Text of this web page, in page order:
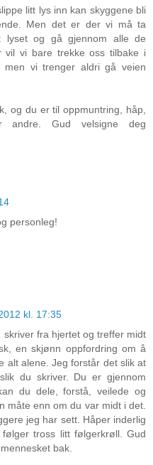
litt lys inn kan skyggene bli
Men det er der vi må ta
lyset og gå gjennom alle de
vil vi bare trekke oss tilbake i
vi trenger aldri gå veien
og du er til oppmuntring, håp,
andre. Gud velsigne deg
personleg!
kl. 17:35
fra hjertet og treffer midt
en skjønn oppfordring om å
alt alene. Jeg forstår det slik at
du skriver. Du er gjennom
du dele, forstå, veilede og
måte enn om du var midt i det.
jeg har sett. Håper inderlig
tross litt følgerkrøll. Gud
bak.